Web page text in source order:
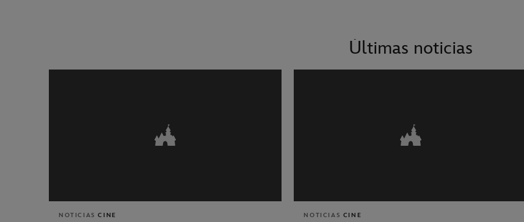
Últimas noticias
NOTICIAS CINE NOTICIAS CINE